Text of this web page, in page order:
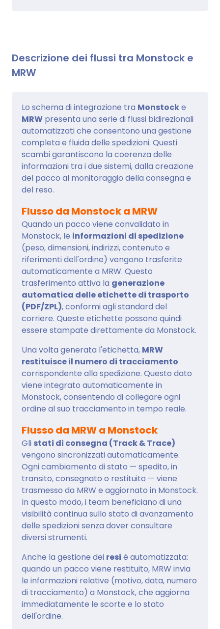
Descrizione dei flussi tra Monstock e
MRW
Lo schema di integrazione tra Monstocke
MRW presenta una serie di flussi bidirezionali
automatizzati che consentono una gestione
completa e fluida delle spedizioni. Questi
scambi garantiscono la coerenza delle
informazioni tra i due sistemi, dalla creazione
del pacco al monitoraggio della consegna e
del reso.
Flusso da Monstock a MRW
Quando un pacco viene convalidato in
Monstock, le informazioni di spedizione
(peso, dimensioni, indirizzi, contenuto e
riferimenti dell'ordine) vengono trasferite
automaticamente a MRW. Questo
trasferimento attiva la generazione
automatica delle etichette di trasporto
(PDF/ZPL), conformi agli standard del
corriere. Queste etichette possono quindi
essere stampate direttamente da Monstock.
Una volta generata l'etichetta, MRW
restituisce il numero di tracciamento
corrispondente alla spedizione. Questo dato
viene integrato automaticamente in
Monstock, consentendo di collegare ogni
ordine al suo tracciamento in tempo reale.
Flusso da MRW a Monstock
Gli stati di consegna (Track & Trace)
vengono sincronizzati automaticamente.
Ogni cambiamento di stato — spedito, in
transito, consegnato o restituito — viene
trasmesso da MRW e aggiornato in Monstock.
In questo modo, i team beneficiano di una
visibilità continua sullo stato di avanzamento
delle spedizioni senza dover consultare
diversi strumenti.
Anche la gestione dei resi è automatizzata:
quando un pacco viene restituito, MRW invia
le informazioni relative (motivo, data, numero
di tracciamento) a Monstock, che aggiorna
immediatamente le scorte e lo stato
dell'ordine.